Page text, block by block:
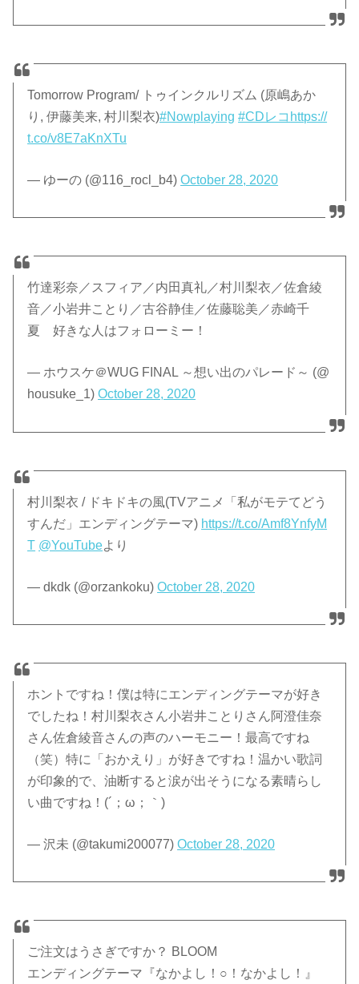
Tomorrow Program/ トゥインクルリズム (原嶋あか
り, 伊藤美来, 村川梨衣)#Nowplaying #CDレコ https://
t.co/v8E7aKnXTu
— ゆーの (@116_rocl_b4)October 28, 2020
竹達彩奈／スフィア／内田真礼／村川梨衣／佐倉綾
音／小岩井ことり／古谷静佳／佐藤聡美／赤崎千
夏 好きな人はフォローミー！
— ホウスケ＠WUG FINAL ～想い出のパレード～ (@
housuke_1)October 28, 2020
村川梨衣 / ドキドキの風(TVアニメ「私がモテてどう
すんだ」エンディングテーマ) https://t.co/Amf8YnfyM
T @YouTubeより
— dkdk (@orzankoku)October 28, 2020
ホントですね！僕は特にエンディングテーマが好き
でしたね！村川梨衣さん小岩井ことりさん阿澄佳奈
さん佐倉綾音さんの声のハーモニー！最高ですね
（笑）特に「おかえり」が好きですね！温かい歌詞
が印象的で、油断すると涙が出そうになる素晴らし
い曲ですね！(´；ω；｀)
— 沢未 (@takumi200077)October 28, 2020
ご注文はうさぎですか？ BLOOM
エンディングテーマ『なかよし！○！なかよし！』